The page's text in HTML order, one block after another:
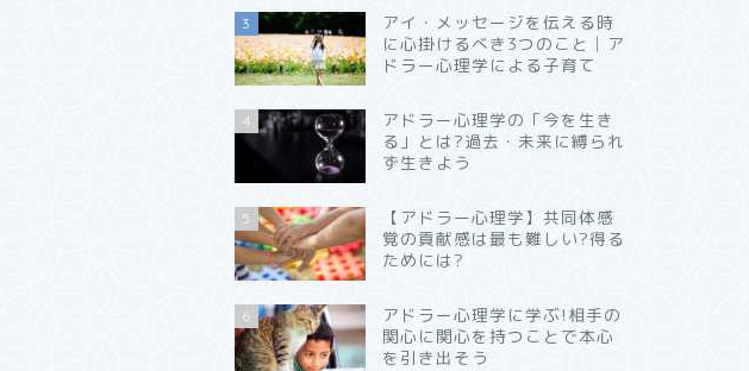
3
アイ・メッセージを伝える時
に心掛けるべき3つのこと│ア
ドラー心理学による子育て
4
アドラー心理学の「今を生き
る」とは?過去・未来に縛られ
ず生きよう
5
【アドラー心理学】共同体感
覚の貢献感は最も難しい?得る
ためには?
6
アドラー心理学に学ぶ!相手の
関心に関心を持つことで本心
を引き出そう